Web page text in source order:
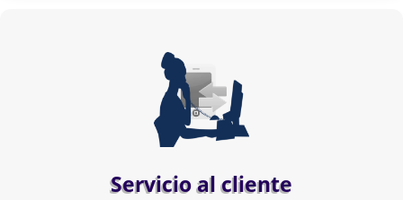
Servicio al cliente